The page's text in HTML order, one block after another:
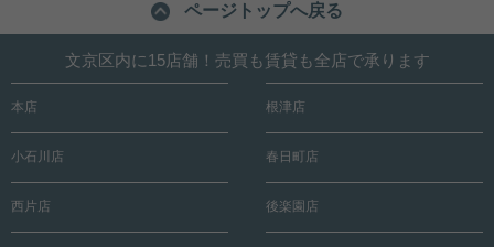
ページトップへ戻る
文京区内に15店舗！売買も賃貸も全店で承ります
本店 根津店
小石川店 春日町店
西片店 後楽園店